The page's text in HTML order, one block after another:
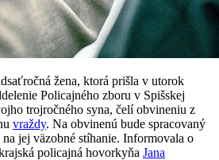
žena, ktorá prišla v utorok
Policajného zboru v Spišskej
trojročného syna, čelí obvineniu z
vraždy. Na obvinenú bude spracovaný
jej väzobné stíhanie. Informovala o
policajná hovorkyňa Jana